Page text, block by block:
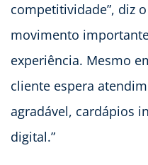
competitividade”, diz
movimento
experiência. Mesmo
cliente espera
agradável, cardápios
digital.”